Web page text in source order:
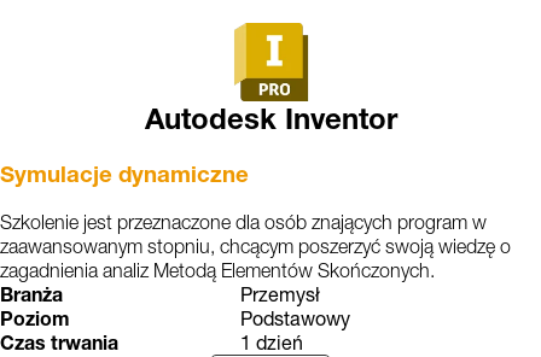
Autodesk Inventor
Symulacje dynamiczne
Szkolenie jest przeznaczone dla osób znających program w
zaawansowanym stopniu, chcącym poszerzyć swoją wiedzę o
zagadnienia analiz Metodą Elementów Skończonych.
Branża
Przemysł
Poziom
Podstawowy
Czas trwania
1 dzień